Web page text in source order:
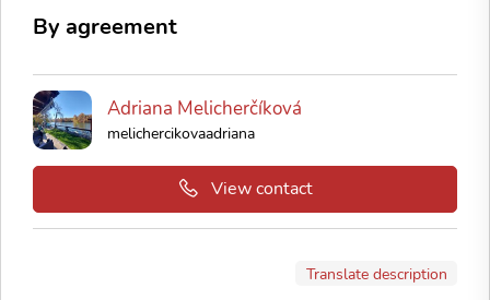
By agreement
Adriana Melicherčíková
melichercikovaadriana
View contact
Translate description